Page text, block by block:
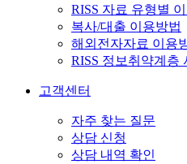
RISS 자료 유형별
복사/대출 이용방법
해외전자자료 이용
RISS 정보취약계층
고객센터
자주 찾는 질문
상담 신청
상담 내역 확인